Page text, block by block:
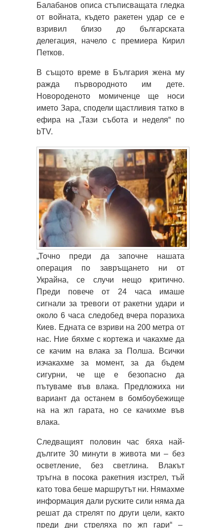
Балабанов описа стъписващата гледка
от войната, където ракетен удар се е
взривил близо до българската
делегация, начело с премиера Кирил
Петков.
В същото време в България жена му
ражда първородното им дете.
Новороденото момиченце ще носи
името Зара, сподели щастливия татко в
ефира на „Тази събота и неделя“ по
bTV.
„Точно преди да започне нашата
операция по завръщането ни от
Украйна, се случи нещо критично.
Преди повече от 24 часа имаше
сигнали за тревоги от ракетни удари и
около 6 часа следобед вчера поразиха
Киев. Едната се взриви на 200 метра от
нас. Ние бяхме с кортежа и чакахме да
се качим на влака за Полша. Всички
изчакахме за момент, за да бъдем
сигурни, че ще е безопасно да
пътуваме във влака. Предложиха ни
вариант да останем в бомбоубежище
на на жп гарата, но се качихме във
влака.
Следващият половин час бяха най-
дългите 30 минути в живота ми – без
осветление, без светлина. Влакът
тръгна в посока ракетния изстрел, тъй
като това беше маршрутът ни. Нямахме
информация дали руските сили няма да
решат да стрелят по други цели, както
преди дни стреляха по жп гари“ –